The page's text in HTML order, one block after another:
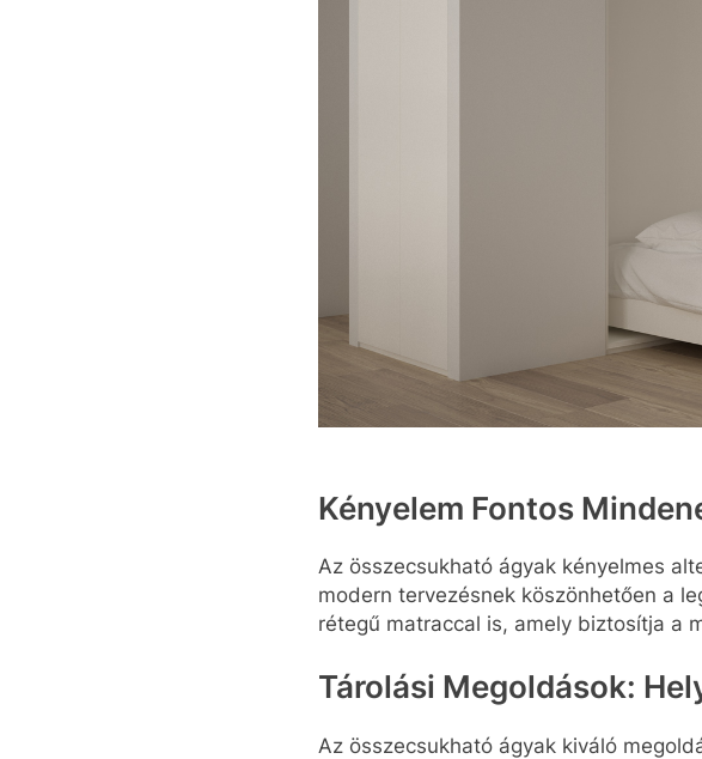
Kényelem Fontos
Az összecsukható ágyak kényelmes
modern tervezésnek köszönhetően a
rétegű matraccal is, amely biztosítja a
Tárolási Megoldások:
Az összecsukható ágyak kiváló